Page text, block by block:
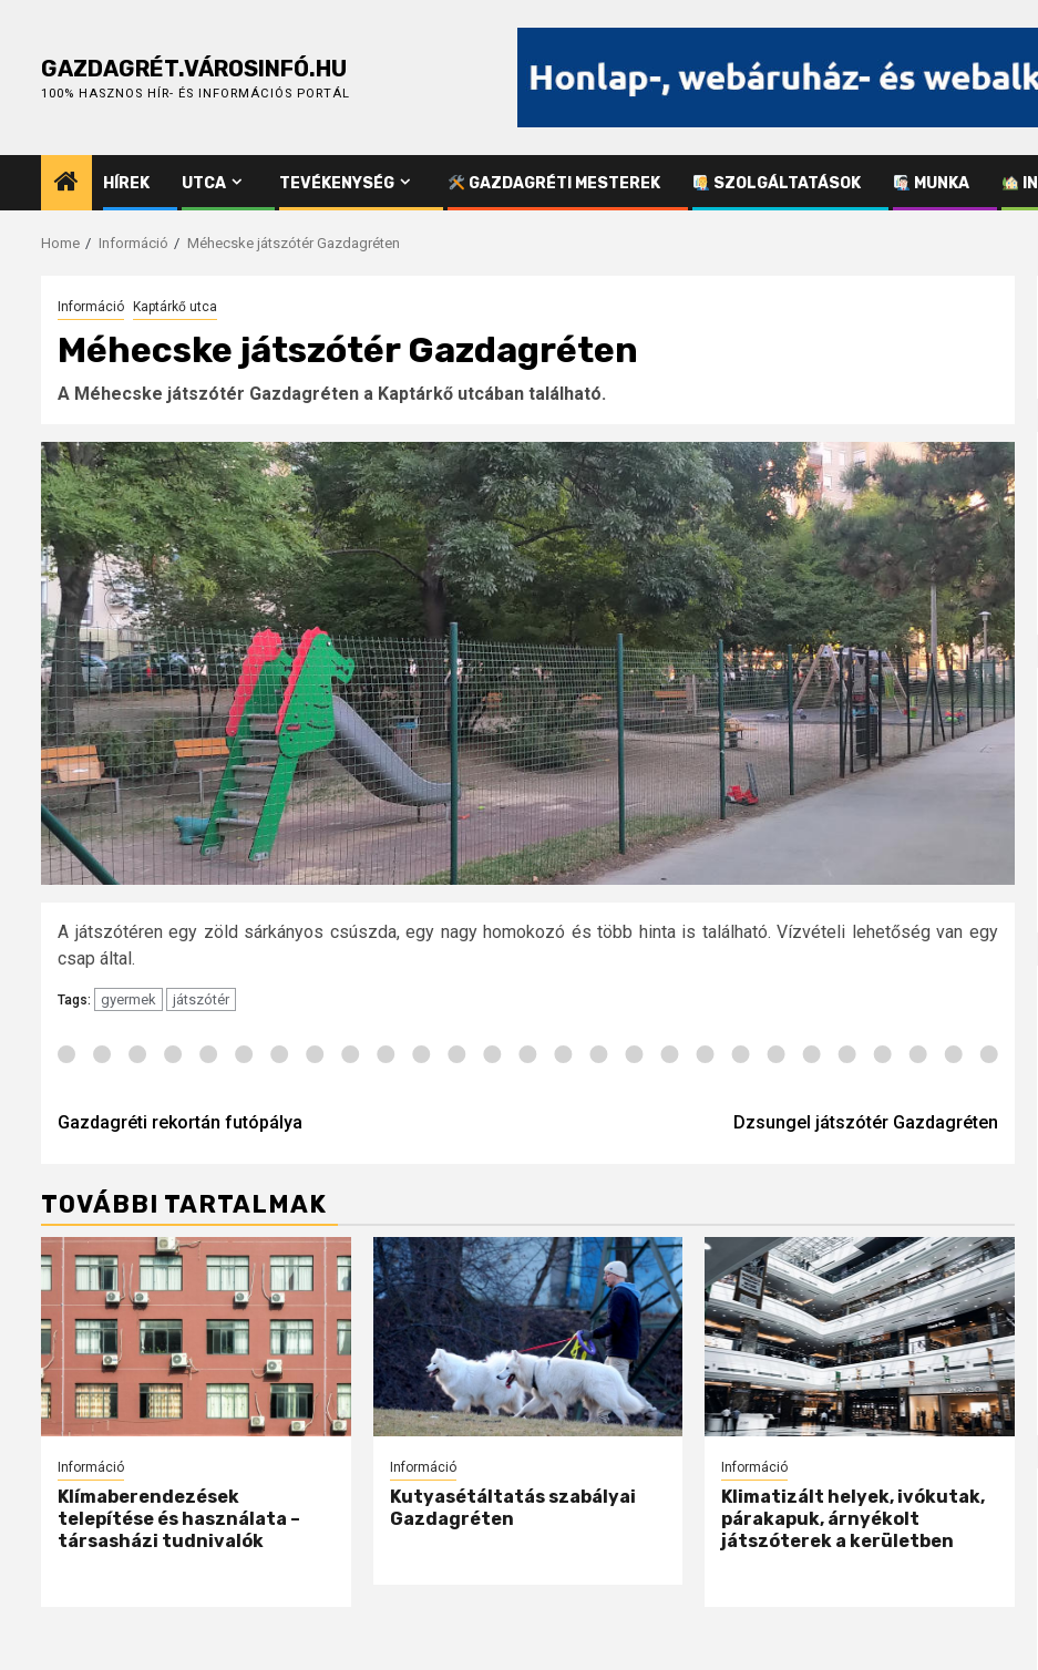
contentGAZDAGRÉT.VÁROSINFÓ.HU
100% HASZNOS HÍR- ÉS INFORMÁCIÓS PORTÁL
HÍREK UTCA TEVÉKENYSÉG GAZDAGRÉTI MESTEREK SZOLGÁLTATÁSOK MUNKA
Home Információ Méhecske játszótér Gazdagréten
Információ Kaptárkő utca
Méhecske játszótér Gazdagréten
A Méhecske játszótér Gazdagréten a Kaptárkő utcában található.
A játszótéren egy zöld sárkányos csúszda, egy nagy homokozó és több hinta is található. Vízvételi lehetőség van egy
csap által.
Tags: gyermek játszótér
navigation
Gazdagréti rekortán futópálya Dzsungel játszótér Gazdagréten
TOVÁBBI TARTALMAK
Információ
Klímaberendezések
telepítése és használata –
társasházi tudnivalók
Információ
Kutyasétáltatás szabályai
Gazdagréten
Információ
Klimatizált helyek, ivókutak,
párakapuk, árnyékolt
játszóterek a kerületben